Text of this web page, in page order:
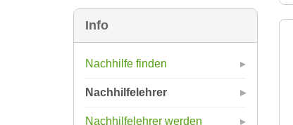
Info
Nachhilfe finden
Nachhilfelehrer
Nachhilfelehrer werden